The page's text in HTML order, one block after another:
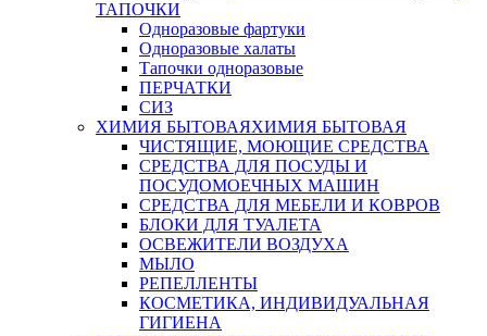
ТАПОЧКИ
Одноразовые фартуки
Одноразовые халаты
Тапочки одноразовые
ПЕРЧАТКИ
СИЗ
ХИМИЯ БЫТОВАЯХИМИЯ БЫТОВАЯ
ЧИСТЯЩИЕ, МОЮЩИЕ СРЕДСТВА
СРЕДСТВА ДЛЯ ПОСУДЫ И
ПОСУДОМОЕЧНЫХ МАШИН
СРЕДСТВА ДЛЯ МЕБЕЛИ И КОВРОВ
БЛОКИ ДЛЯ ТУАЛЕТА
ОСВЕЖИТЕЛИ ВОЗДУХА
МЫЛО
РЕПЕЛЛЕНТЫ
КОСМЕТИКА, ИНДИВИДУАЛЬНАЯ
ГИГИЕНА